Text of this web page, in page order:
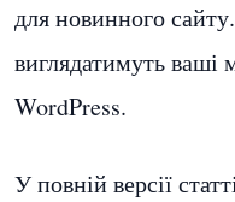
для новинного
виглядатимуть ваші
WordPress.
У повній версії